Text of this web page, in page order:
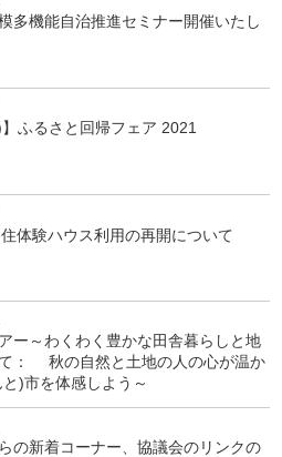
多機能自治推進セミナー開催いたし
】ふるさと回帰フェア 2021
体験ハウス利用の再開について
ー～わくわく豊かな田舎暮らしと地
： 秋の自然と土地の人の心が温か
)市を体感しよう～
の新着コーナー、協議会のリンクの